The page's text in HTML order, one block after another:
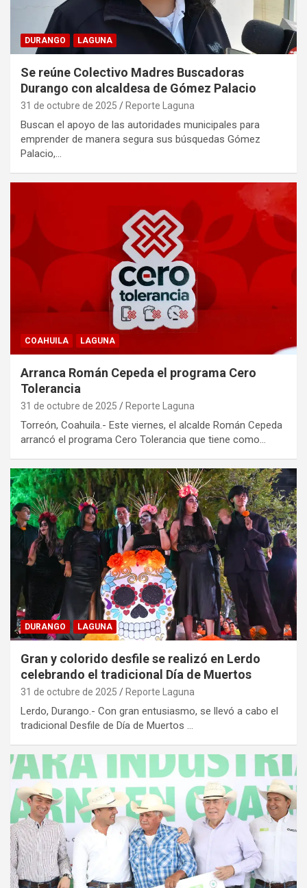
DURANGO LAGUNA
Se reúne Colectivo Madres Buscadoras
Durango con alcaldesa de Gómez Palacio
31 de octubre de 2025 Reporte Laguna
Buscan el apoyo de las autoridades municipales para
emprender de manera segura sus búsquedas Gómez
Palacio,…
COAHUILA LAGUNA
Arranca Román Cepeda el programa Cero
Tolerancia
31 de octubre de 2025 Reporte Laguna
Torreón, Coahuila.- Este viernes, el alcalde Román Cepeda
arrancó el programa Cero Tolerancia que tiene como…
DURANGO LAGUNA
Gran y colorido desfile se realizó en Lerdo
celebrando el tradicional Día de Muertos
31 de octubre de 2025 Reporte Laguna
Lerdo, Durango.- Con gran entusiasmo, se llevó a cabo el
tradicional Desfile de Día de Muertos …